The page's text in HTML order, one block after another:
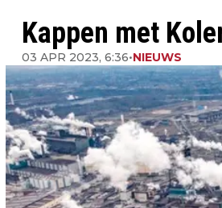
Kappen met
03 APR 2023, 6:36•NIEUWS